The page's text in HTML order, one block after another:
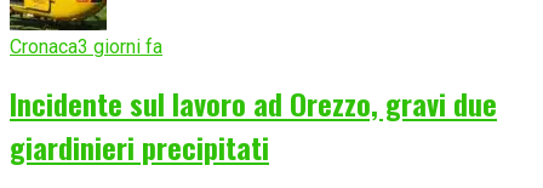
Cronaca3 giorni fa
Incidente sul lavoro ad Orezzo, gravi due
giardinieri precipitati